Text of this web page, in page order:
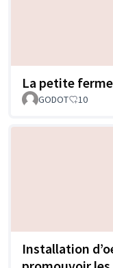
La petite
GODOT 10
Installation